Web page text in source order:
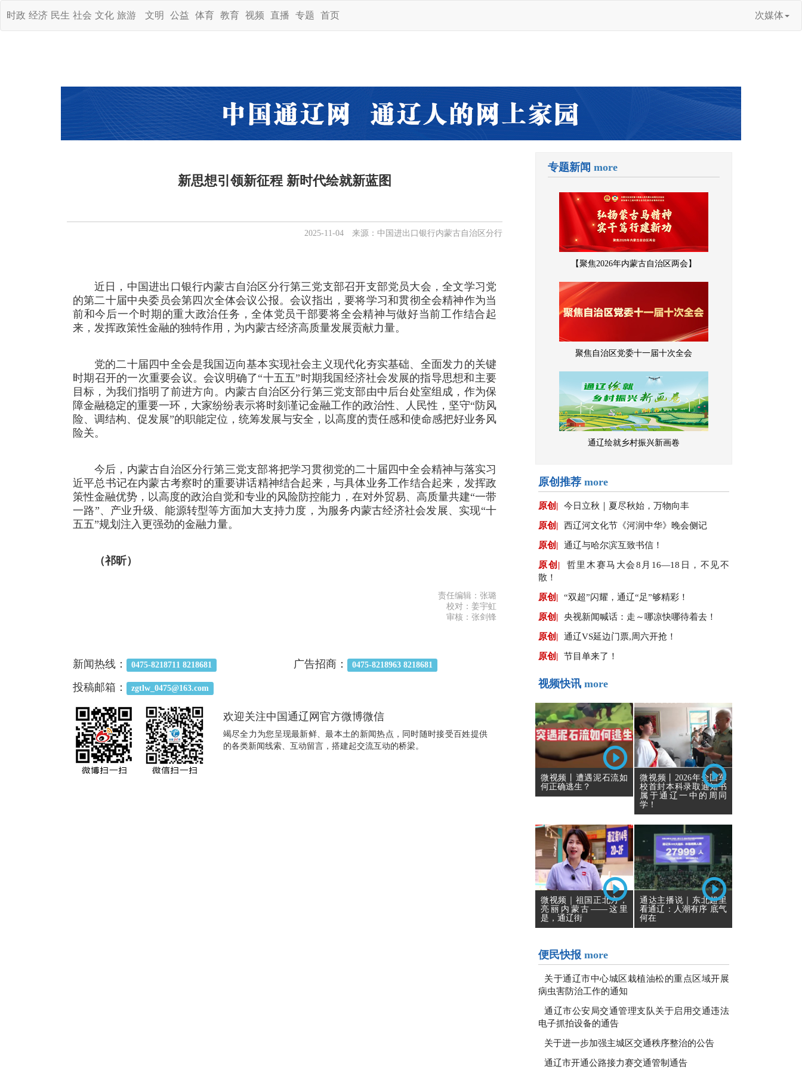
时政 经济 民生 社会 文化 旅游 文明 公益 体育 教育 视频 直播 专题 首页 次媒体
新思想引领新征程 新时代绘就新蓝图
2025-11-04 来源：中国进出口银行内蒙古自治区分行
近日，中国进出口银行内蒙古自治区分行第三党支部召开支部党员大会，全文学习党
的第二十届中央委员会第四次全体会议公报。会议指出，要将学习和贯彻全会精神作为当
前和今后一个时期的重大政治任务，全体党员干部要将全会精神与做好当前工作结合起
来，发挥政策性金融的独特作用，为内蒙古经济高质量发展贡献力量。
党的二十届四中全会是我国迈向基本实现社会主义现代化夯实基础、全面发力的关键
时期召开的一次重要会议。会议明确了“十五五”时期我国经济社会发展的指导思想和主要
目标，为我们指明了前进方向。内蒙古自治区分行第三党支部由中后台处室组成，作为保
障金融稳定的重要一环，大家纷纷表示将时刻谨记金融工作的政治性、人民性，坚守“防风
险、调结构、促发展”的职能定位，统筹发展与安全，以高度的责任感和使命感把好业务风
险关。
今后，内蒙古自治区分行第三党支部将把学习贯彻党的二十届四中全会精神与落实习
近平总书记在内蒙古考察时的重要讲话精神结合起来，与具体业务工作结合起来，发挥政
策性金融优势，以高度的政治自觉和专业的风险防控能力，在对外贸易、高质量共建“一带
一路”、产业升级、能源转型等方面加大支持力度，为服务内蒙古经济社会发展、实现“十
五五”规划注入更强劲的金融力量。
（祁昕）
责任编辑：张璐
校对：姜宇虹
审核：张剑锋
新闻热线： 0475-8218711 8218681 广告招商： 0475-8218963 8218681
投稿邮箱： zgtlw_0475@163.com
欢迎关注中国通辽网官方微博微信
竭尽全力为您呈现最新鲜、最本土的新闻热点，同时随时接受百姓提供
的各类新闻线索、互动留言，搭建起交流互动的桥梁。
专题新闻 more
【聚焦2026年内蒙古自治区两会】
聚焦自治区党委十一届十次全会
通辽绘就乡村振兴新画卷
原创推荐 more
原创| 今日立秋｜夏尽秋始，万物向丰
原创| 西辽河文化节《河润中华》晚会侧记
原创| 通辽与哈尔滨互致书信！
原创|
哲里木赛马大会8月16—18日，不见不
散！
原创| “双超”闪耀，通辽“足”够精彩！
原创| 央视新闻喊话：走～哪凉快哪待着去！
原创| 通辽VS延边门票,周六开抢！
原创| 节目单来了！
视频快讯 more
微视频丨遭遇泥石流如
何正确逃生？
微视频丨2026年全国军
校首封本科录取通知书
属于通辽一中的周同
学！
微视频｜祖国正北方，
亮丽内蒙古——这里
是，通辽街
通达主播说｜东北超里
看通辽：人潮有序 底气
何在
便民快报 more
关于通辽市中心城区栽植油松的重点区域开展
病虫害防治工作的通知
通辽市公安局交通管理支队关于启用交通违法
电子抓拍设备的通告
关于进一步加强主城区交通秩序整治的公告
通辽市开通公路接力赛交通管制通告